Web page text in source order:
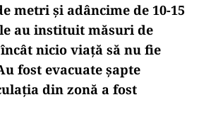
metri și adâncime de 10-15
au instituit măsuri de
nicio viață să nu fie
fost evacuate șapte
din zonă a fost